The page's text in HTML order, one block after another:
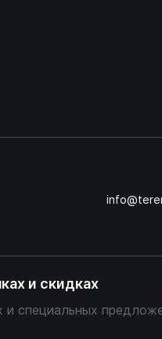
и скидках
специальных